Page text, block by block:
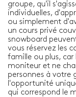
groupe, qu'il
individuelles,
ou simplement
un cours privé
snowboard
vous réservez les
famille ou plus,
moniteur et ne
personnes à votre
l'opportunité
qui correspond le